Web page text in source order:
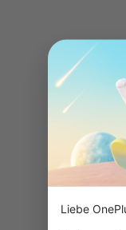
Liebe